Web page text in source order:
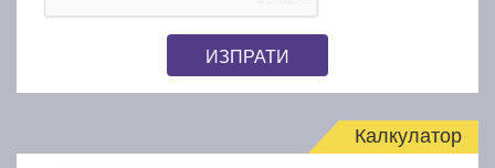
ИЗПРАТИ
Калкулатор